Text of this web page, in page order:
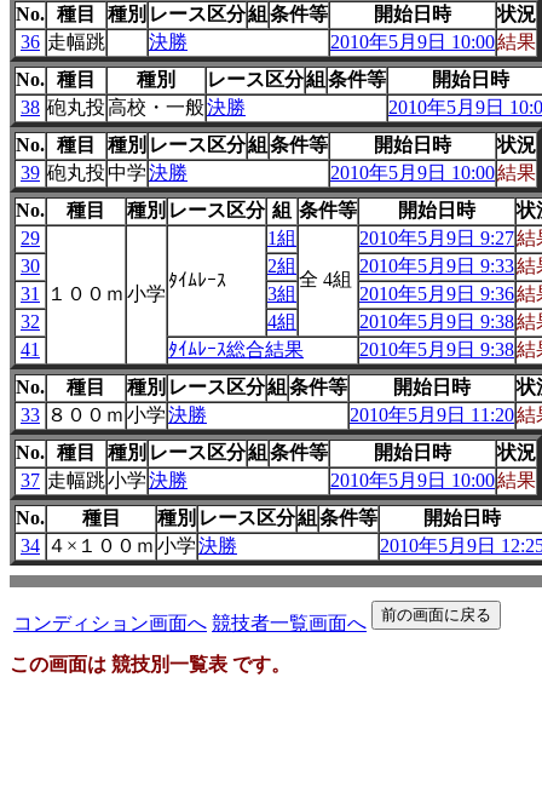
No. 種目 種別 レース区分組 条件等 開始日時
状況
36 走幅跳 決勝 2010年5月9日 10:00結果
No. 種目 種別 レース区分組 条件等
開始日時
38 砲丸投高校・一般決勝
2010年5月9日
No. 種目 種別 レース区分組 条件等 開始日時
状況
39 砲丸投中学決勝 2010年5月9日 10:00結果
No.
種目 種別 レース区分 組 条件等 開始日時
状
29
１００ｍ 小学
ﾀｲﾑﾚｰｽ
1組
全 4組
2010年5月9日 9:27結
30
2組 2010年5月9日 9:33結
31
3組 2010年5月9日 9:36結
32
4組 2010年5月9日 9:38結
41
ﾀｲﾑﾚｰｽ総合結果 2010年5月9日 9:38結
No.
種目 種別 レース区分組 条件等 開始日時
状
33 ８００ｍ 小学決勝 2010年5月9日 11:20結
No. 種目 種別 レース区分組 条件等 開始日時
状況
37 走幅跳小学決勝 2010年5月9日 10:00結果
No.
種目 種別 レース区分組 条件等
開始日時
34 ４×１００ｍ 小学決勝 2010年5月9日
コンディション画面へ 競技者一覧画面へ
この画面は 競技別一覧表 です。